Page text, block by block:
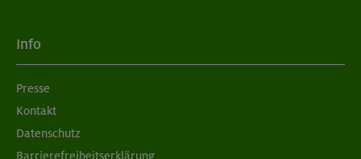
Info
Presse
Kontakt
Datenschutz
Barrierefreiheitserklärung